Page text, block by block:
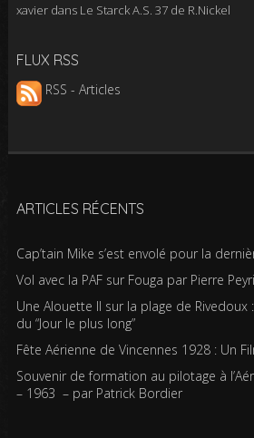
xavierdans Le Starck A.S. 37 de R.Nickel
FLUX RSS
RSS - Articles
ARTICLES RÉCENTS
Cap’tain Mike s’est envolé pour la
Vol avec la PAF sur Fouga par Pierre
Une Alouette II sur la plage de
du “Jour le plus long”
Fête Aérienne de Vincennes 1928 : Un
Souvenir de formation au pilotage à
– 1963 – par Patrick Bordier